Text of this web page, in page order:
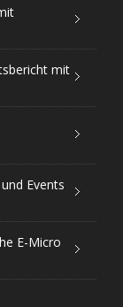
mit
Events
E-Micro